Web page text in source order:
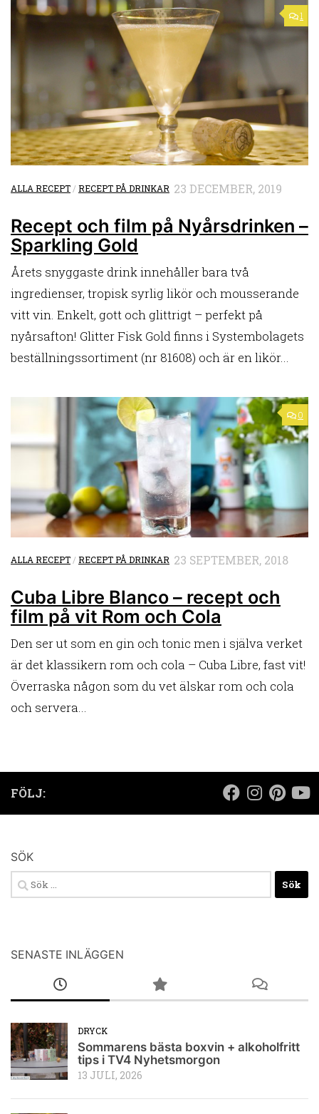
1
ALLA RECEPT /RECEPT PÅ DRINKAR 23 DECEMBER, 2019
Recept och film på Nyårsdrinken –
Sparkling Gold
Årets snyggaste drink innehåller bara två
ingredienser, tropisk syrlig likör och mousserande
vitt vin. Enkelt, gott och glittrigt – perfekt på
nyårsafton! Glitter Fisk Gold finns i Systembolagets
beställningssortiment (nr 81608) och är en likör...
0
ALLA RECEPT /RECEPT PÅ DRINKAR 23 SEPTEMBER, 2018
Cuba Libre Blanco – recept och
film på vit Rom och Cola
Den ser ut som en gin och tonic men i själva verket
är det klassikern rom och cola – Cuba Libre, fast vit!
Överraska någon som du vet älskar rom och cola
och servera...
FÖLJ:
SÖK
Sök
efter:
SENASTE INLÄGGEN
DRYCK
Sommarens bästa boxvin + alkoholfritt
tips i TV4 Nyhetsmorgon
13 JULI, 2026